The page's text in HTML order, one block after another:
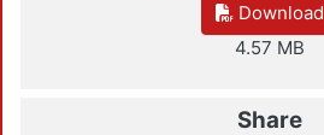
Download
4.57 MB
Share